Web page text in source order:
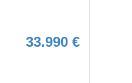
33.990 €